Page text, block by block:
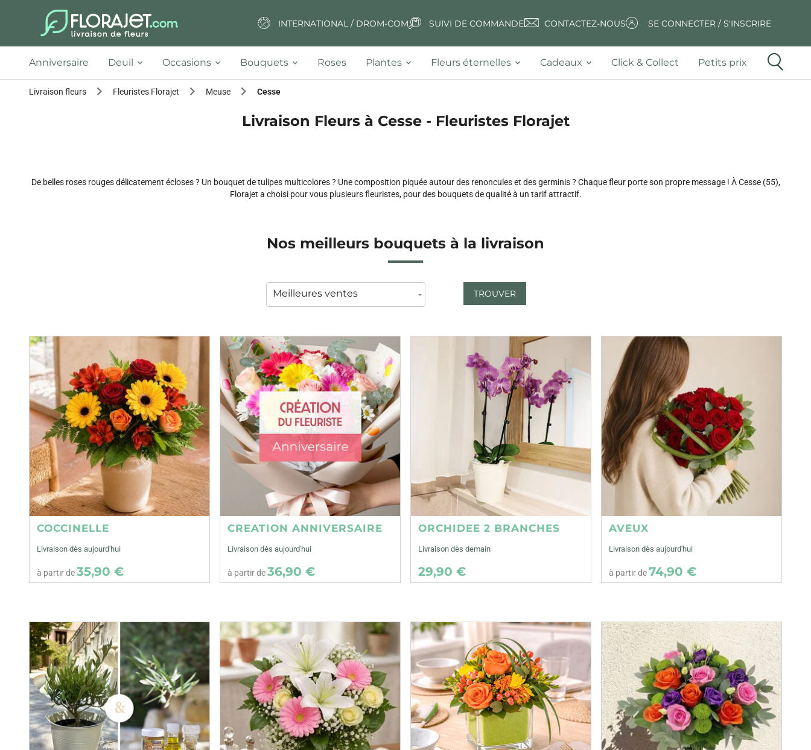
INTERNATIONAL / DROM-COM SUIVI DE COMMANDE CONTACTEZ-NOUS SE CONNECTER / S'INSCRIRE
Anniversaire Deuil Occasions Bouquets Roses Plantes Fleurs éternelles Cadeaux Click & Collect Petits prix
Livraison fleurs Fleuristes Florajet Meuse Cesse
Livraison Fleurs à Cesse - Fleuristes Florajet
De belles roses rouges délicatement écloses ? Un bouquet de tulipes multicolores ? Une composition piquée autour des renoncules et des germinis ? Chaque fleur porte son propre message ! À Cesse (55),
Florajet a choisi pour vous plusieurs fleuristes, pour des bouquets de qualité à un tarif attractif.
Nos meilleurs bouquets à la livraison
TROUVER
COCCINELLE
Livraison dès aujourd'hui
à partir de35,90 €
CREATION ANNIVERSAIRE
Livraison dès aujourd'hui
à partir de36,90 €
ORCHIDEE 2 BRANCHES
Livraison dès demain
29,90 €
AVEUX
Livraison dès aujourd'hui
à partir de74,90 €